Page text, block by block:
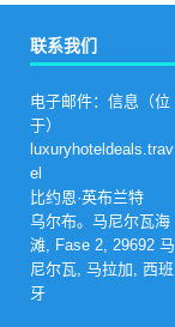
联系我们
电子邮件：信息（位
于）
luxuryhoteldeals.trav
el
比约恩·英布兰特
乌尔布。马尼尔瓦海
滩, Fase 2, 29692 马
尼尔瓦, 马拉加, 西班
牙